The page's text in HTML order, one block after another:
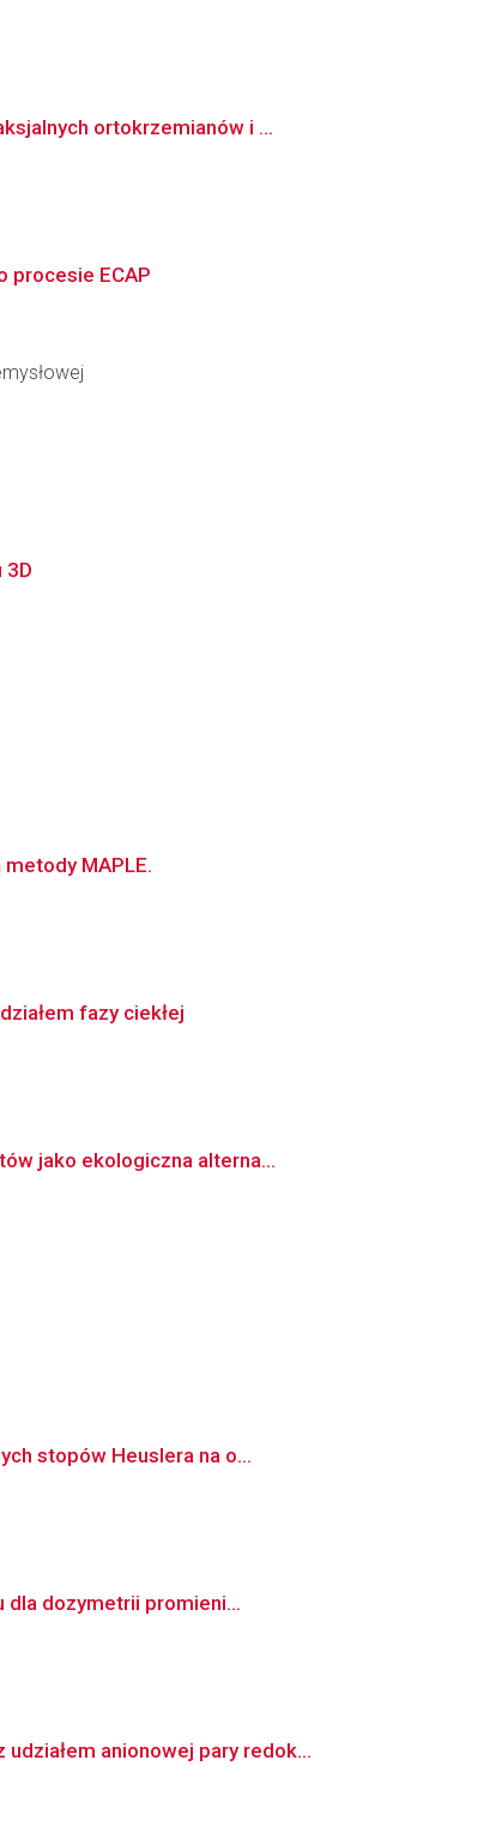
ortokrzemianów i ...
procesie ECAP
3D
MAPLE.
fazy ciekłej
jako ekologiczna alterna...
stopów Heuslera na o...
dla dozymetrii promieni...
anionowej pary redok...